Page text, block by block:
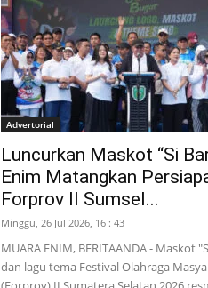
Advertorial
Luncurkan Maskot “Si
Enim Matangkan
Forprov II Sumsel...
Minggu, 26 Jul 2026, 16 : 43
MUARA ENIM, BERITAANDA - Maskot
dan lagu tema Festival Olahraga